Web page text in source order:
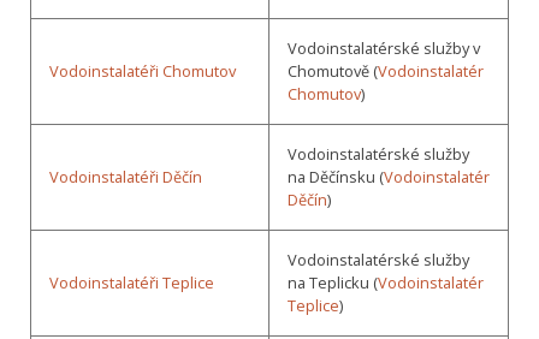
Vodoinstalatéři Chomutov
Vodoinstalatérské služby v
Chomutově (Vodoinstalatér
Chomutov)
Vodoinstalatéři Děčín
Vodoinstalatérské služby
na Děčínsku (Vodoinstalatér
Děčín)
Vodoinstalatéři Teplice
Vodoinstalatérské služby
na Teplicku (Vodoinstalatér
Teplice)